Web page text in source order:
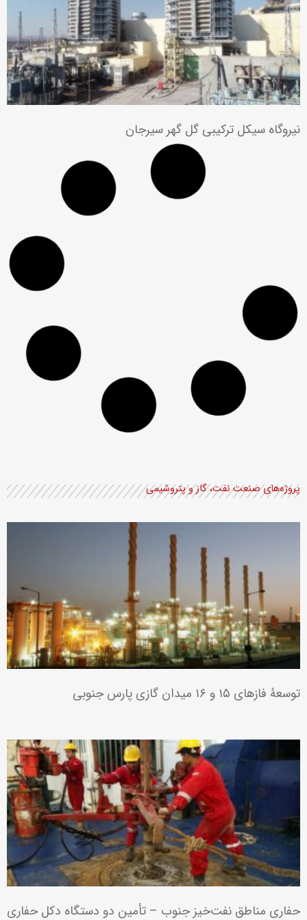
نیروگاه سیکل ترکیبی گل گهر سیرجان
نیروگاه بیوگاز تهران
نیروگاه سیکل ترکیبی سبلان
نیروگاه سیکل ترکیبی راشد تربت حیدریه